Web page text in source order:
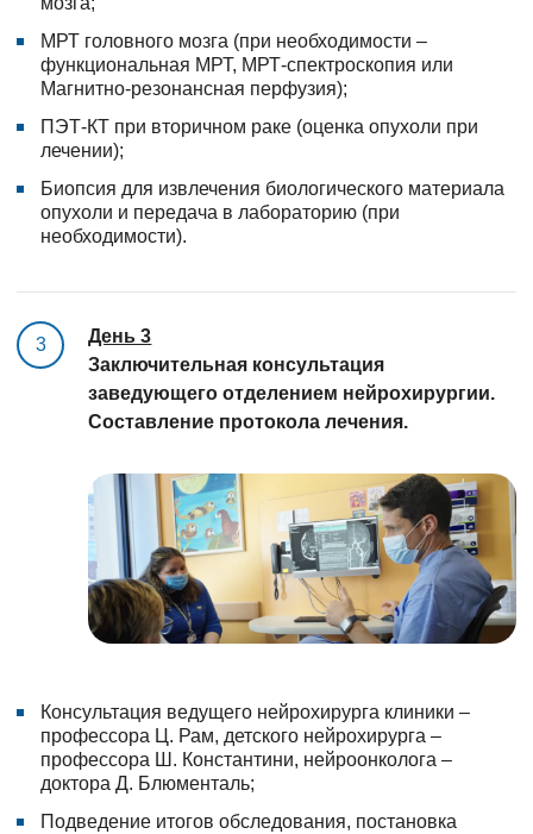
МРТ головного мозга (при необходимости –
функциональная МРТ, МРТ-спектроскопия или
Магнитно-резонансная перфузия);
ПЭТ-КТ при вторичном раке (оценка опухоли при
лечении);
Биопсия для извлечения биологического материала
опухоли и передача в лабораторию (при
необходимости).
3
День 3
Заключительная консультация
заведующего отделением нейрохирургии.
Составление протокола лечения.
Консультация ведущего нейрохирурга клиники –
профессора Ц. Рам, детского нейрохирурга –
профессора Ш. Константини, нейроонколога –
доктора Д. Блюменталь;
Подведение итогов обследования, постановка